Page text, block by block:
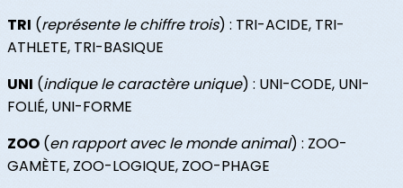
TRI (représente le chiffre trois) : TRI-ACIDE, TRI-
ATHLETE, TRI-BASIQUE
UNI (indique le caractère unique) : UNI-CODE, UNI-
FOLIÉ, UNI-FORME
ZOO (en rapport avec le monde animal) : ZOO-
GAMÈTE, ZOO-LOGIQUE, ZOO-PHAGE